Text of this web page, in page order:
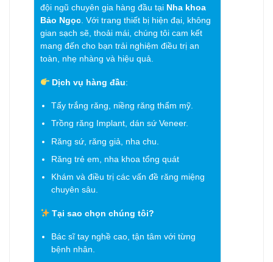
đội ngũ chuyên gia hàng đầu tại Nha khoa
Bảo Ngọc . Với trang thiết bị hiện đại, không
gian sạch sẽ, thoải mái, chúng tôi cam kết
mang đến cho bạn trải nghiệm điều trị an
toàn, nhẹ nhàng và hiệu quả.
Dịch vụ hàng đầu:
Tẩy trắng răng, niềng răng thẩm mỹ.
Trồng răng Implant, dán sứ Veneer.
Răng sứ, răng giả, nha chu.
Răng trẻ em, nha khoa tổng quát
Khám và điều trị các vấn đề răng miệng
chuyên sâu.
Tại sao chọn chúng tôi?
Bác sĩ tay nghề cao, tận tâm với từng
bệnh nhân.